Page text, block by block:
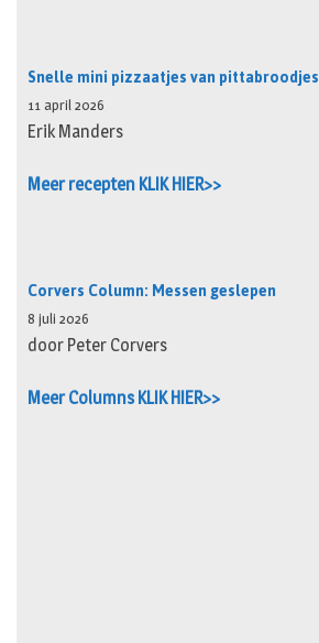
Snelle mini pizzaatjes van pittabroodjes
11 april 2026
Erik Manders
Meer recepten KLIK HIER>>
Corvers Column: Messen geslepen
8 juli 2026
door Peter Corvers
Meer Columns KLIK HIER>>